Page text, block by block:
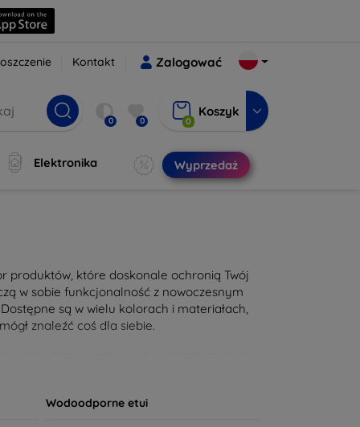
Kontakt Zalogować
0 0 0
Koszyk
Elektronika Wyprzedaż
produktów, które doskonale ochronią Twój
w sobie funkcjonalność z nowoczesnym
są w wielu kolorach i materiałach,
znaleźć coś dla siebie.
nasze produkty spełnią Twoje
Twoim potrzebom!
Wodoodporne etui